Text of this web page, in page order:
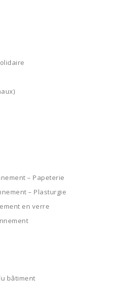
– Papeterie
– Plasturgie
en verre
bâtiment